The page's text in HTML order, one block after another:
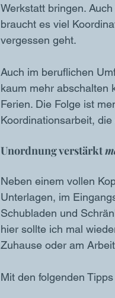
Werkstatt bringen.
braucht es viel
vergessen geht.
Auch im beruflichen
kaum mehr abschalten
Ferien. Die Folge ist
Koordinationsarbeit,
Unordnung verstärkt
Neben einem vollen
Unterlagen, im
Schubladen und
hier sollte ich mal
Zuhause oder am
Mit den folgenden